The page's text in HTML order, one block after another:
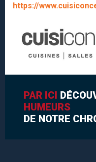
https://
PAR ICI
HUMEURS
DE NOTRE